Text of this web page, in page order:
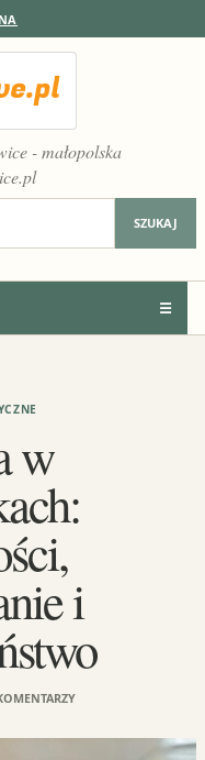
- małopolska
SZUKAJ
☰
w
i